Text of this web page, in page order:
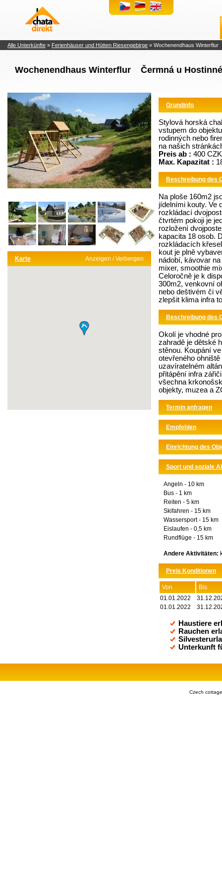
Alle Unterkünfte » Ferienhäuser und Hütten Riesengebirge » Wochenendhaus Winterflur
Wochenendhaus Winterflur Čermná u
Karte Anzeigen / Verbergen
Grundinfo
Stylová horská
vstupem do
rodinných nebo
na našich
Preis ab : 400
Max. Kapazitat :
Beschreibung des
Na ploše 160m2
jídelními kouty. Ve
rozkládací
čtvrtém pokoji je
rozložení
kapacita 18 osob.
rozkládacích
kout je plně
nádobí, kávovar
mixer, smoothie
Celoročně je k
300m2, venkovní
nebo deštivém či
zlepšit klima infra
Beschreibung des
Okolí je vhodné
zahradě je dětské
stěnou. Koupání
otevřeného
uzavíratelném
přitápění infra
všechna
objekty, muzea a
Termin anfragen
Empfehlen
Einrichtung des
Sport und soziale
Angeln - 10 km
Bus - 1 km
Reiten - 5 km
Skifahren - 15 km
Wassersport - 15 km
Eislaufen - 0,5 km
Rundflüge - 15 km
Andere Aktivitäten:
Preis Konditionen
Von
Bis
01.01.2022
01.01.2022
Haustiere
Rauchen
Unterkunft
Czech
chalupy